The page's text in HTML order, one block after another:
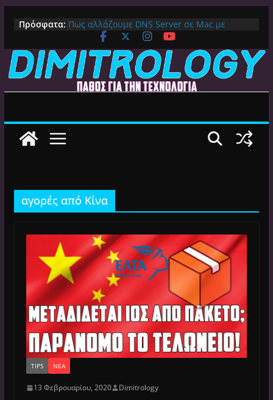
περιεχόμενο
Πρόσφατα: Πως αλλάζουμε DNS Server σε Mac με
MacOS Ventura (Macbook, Mac Mini, iMac,
κλπ)
IPVanish Προσφορά: 83% Έκπτωση στο
Premium VPN – Δες γιατί αξίζει
Alive GR Kodi: Γιατί Δεν Λειτουργεί Πλέον το
Android TV | CX File Explorer, Καθαρισμός
Ο Καλύτερος Launcher για Android TV /
αγορές από Κίνα
TIPS ΝΈΑ
13 Φεβρουαρίου, 2020 Dimitrology